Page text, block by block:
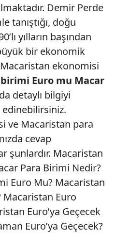
Demir Perde
tanıştığı, doğu
yılların başından
bir ekonomik
ekonomisi
Euro mu Macar
detaylı bilgiyi
edinebilirsiniz.
ve Macaristan para
cevap
şunlardır. Macaristan
Para Birimi Nedir?
Euro Mu? Macaristan
Macaristan Euro
Euro’ya Geçecek
Euro’ya Geçecek?